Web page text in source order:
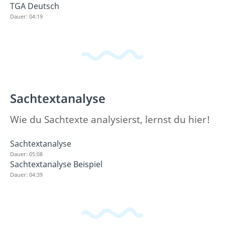
TGA Deutsch
Dauer: 04:19
Sachtextanalyse
Wie du Sachtexte analysierst, lernst du hier!
Sachtextanalyse
Dauer: 05:08
Sachtextanalyse Beispiel
Dauer: 04:39